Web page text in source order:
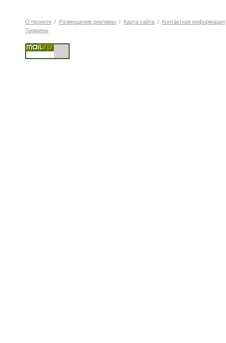
О проекте / Размещение рекламы / Карта сайта / Контактная информация
Термины